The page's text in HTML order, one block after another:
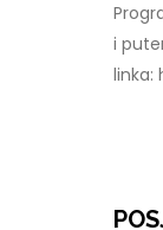
i
linka: